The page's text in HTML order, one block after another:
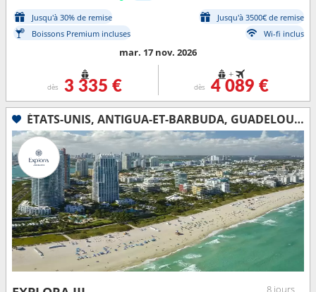
Jusqu'à 30% de remise
Jusqu'à 3500€ de remise
Boissons Premium incluses
Wi-fi inclus
mar. 17 nov. 2026
dès 3 335 €
+
dès 4 089 €
ÉTATS-UNIS, ANTIGUA-ET-BARBUDA, GUADELOUPE, SAINT-MARTIN, PORTO RICO